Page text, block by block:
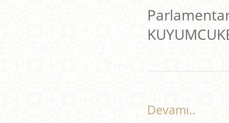
Devamı..